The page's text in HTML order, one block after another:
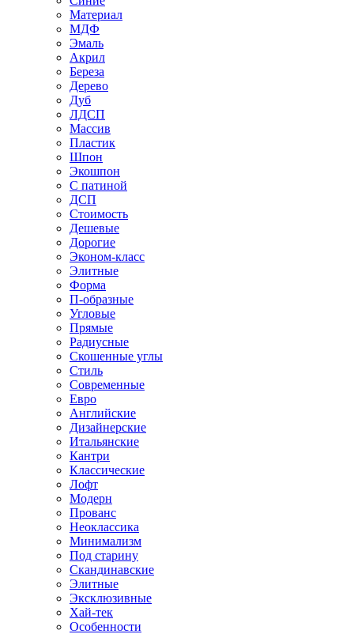
Материал
МДФ
Эмаль
Акрил
Береза
Дерево
Дуб
ЛДСП
Массив
Пластик
Шпон
Экошпон
С патиной
ДСП
Стоимость
Дешевые
Дорогие
Эконом-класс
Элитные
Форма
П-образные
Угловые
Прямые
Радиусные
Скошенные углы
Стиль
Современные
Евро
Английские
Дизайнерские
Итальянские
Кантри
Классические
Лофт
Модерн
Прованс
Неоклассика
Минимализм
Под старину
Скандинавские
Элитные
Эксклюзивные
Хай-тек
Особенности